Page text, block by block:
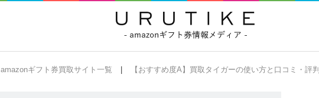
amazonギフト券買取サイト一覧 【おすすめ度A】買取タイガーの使い方と口コミ・評